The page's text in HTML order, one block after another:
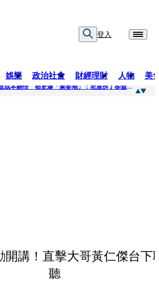
登入
娛樂 政治社會 財經理財 人物 美
都更停擺3／營造成本翻倍 都更爆「棄嬰潮」：老屋拆了卻蓋不下去
開講！直擊大哥黃仁傑台下
聽